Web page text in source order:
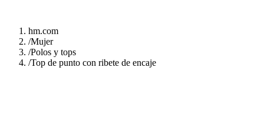
hm.com
/Mujer
/Polos y tops
/Top de punto con ribete de encaje